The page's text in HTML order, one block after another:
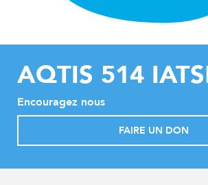
AQTIS 514
Encouragez nous
FAIRE UN DON